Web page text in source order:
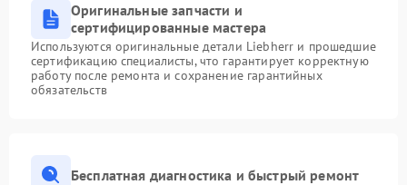
Оригинальные запчасти и
сертифицированные мастера
Используются оригинальные детали Liebherr и прошедшие
сертификацию специалисты, что гарантирует корректную
работу после ремонта и сохранение гарантийных
обязательств
Бесплатная диагностика и быстрый ремонт